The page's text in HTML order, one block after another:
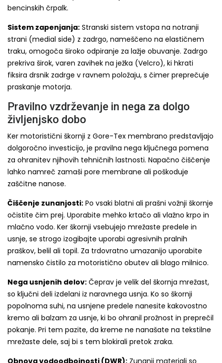
bencinskih črpalk.
Sistem zapenjanja: Stranski sistem vstopa na notranji
strani (medial side) z zadrgo, nameščeno na elastičnem
traku, omogoča široko odpiranje za lažje obuvanje. Zadrgo
prekriva širok, varen zavihek na ježka (Velcro), ki hkrati
fiksira drsnik zadrge v ravnem položaju, s čimer preprečuje
praskanje motorja.
Pravilno vzdrževanje in nega za dolgo
življenjsko dobo
Ker motoristični škornji z Gore-Tex membrano predstavljajo
dolgoročno investicijo, je pravilna nega ključnega pomena
za ohranitev njihovih tehničnih lastnosti. Napačno čiščenje
lahko namreč zamaši pore membrane ali poškoduje
zaščitne nanose.
Čiščenje zunanjosti: Po vsaki blatni ali prašni vožnji škornje
očistite čim prej. Uporabite mehko krtačo ali vlažno krpo in
mlačno vodo. Ker škornji vsebujejo mrežaste predele in
usnje, se strogo izogibajte uporabi agresivnih pralnih
praškov, belil ali topil. Za trdovratno umazanijo uporabite
namensko čistilo za motoristično obutev ali blago milnico.
Nega usnjenih delov: Čeprav je velik del škornja mrežast,
so ključni deli izdelani iz naravnega usnja. Ko so škornji
popolnoma suhi, na usnjene predele nanesite kakovostno
kremo ali balzam za usnje, ki bo ohranil prožnost in preprečil
pokanje. Pri tem pazite, da kreme ne nanašate na tekstilne
mrežaste dele, saj bi s tem blokirali pretok zraka.
Obnova vodoodbojnosti (DWR): Zunanji materiali so